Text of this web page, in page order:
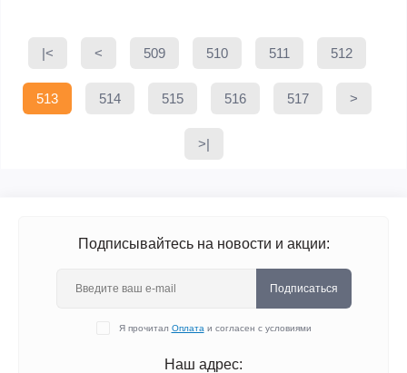
|< < 509 510 511 512
513 514 515 516 517 >
>|
Подписывайтесь на новости и акции:
Подписаться
Я прочитал Оплата и согласен с условиями
Наш адрес: